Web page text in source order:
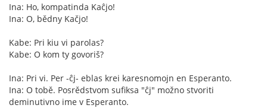
Ina: Ho, kompatinda Kaĉjo!
Ina: O, bědny Kačjo!
Kabe: Pri kiu vi parolas?
Kabe: O kom ty govoriš?
Ina: Pri vi. Per -ĉj- eblas krei karesnomojn en Esperanto.
Ina: O tobě. Posrědstvom sufiksa "ĉj" možno stvoriti
deminutivno ime v Esperanto.